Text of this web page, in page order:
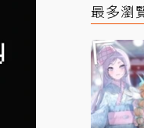
最多瀏